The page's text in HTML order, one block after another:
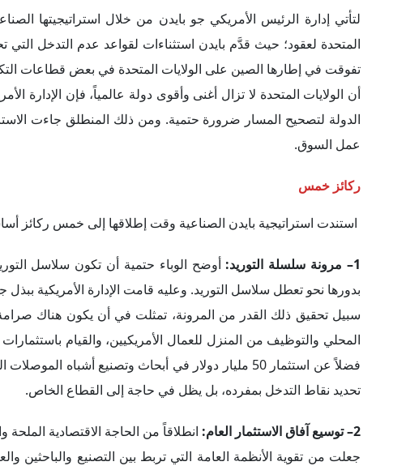
لتأتي إدارة الرئيس الأمريكي جو بايدن من خلال استراتيجيتها
المتحدة لعقود؛ حيث قدَّم بايدن استثناءات لقواعد عدم التدخل التي
تفوقت في إطارها الصين على الولايات المتحدة في بعض قطاعات
أن الولايات المتحدة لا تزال أغنى وأقوى دولة عالمياً، فإن
الدولة لتصحيح المسار ضرورة حتمية. ومن ذلك المنطلق جاءت
عمل السوق.
ركائز خمس
استندت استراتيجية بايدن الصناعية وقت إطلاقها إلى خمس ركائز
1– مرونة سلسلة التوريد: أوضح الوباء حتمية أن تكون سلاسل
بدورها نحو تعطل سلاسل التوريد. وعليه قامت الإدارة الأمريكية
سبيل تحقيق ذلك القدر من المرونة، تمثلت في أن يكون هناك صرامة
المحلي والتوظيف من المنزل للعمال الأمريكيين، والقيام
فضلاً عن استثمار 50 مليار دولار في أبحاث وتصنيع
تحديد نقاط التدخل بمفرده، بل يظل في حاجة إلى القطاع الخاص.
2– توسيع آفاق الاستثمار العام:
انطلاقاً من الحاجة الاقتصادية الملحة
جعلت من تقوية الأنظمة العامة التي تربط بين التصنيع والباحثين